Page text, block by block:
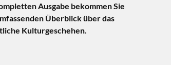
Ausgabe bekommen Sie
Überblick über das
Kulturgeschehen.